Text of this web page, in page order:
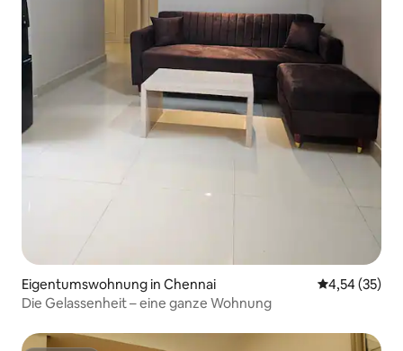
Eigentumswohnung in Chennai
4,54 (35)
Die Gelassenheit – eine ganze Wohnung